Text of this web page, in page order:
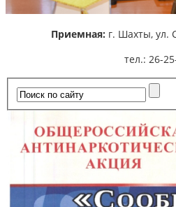
Приемная: г. Шахты, ул.
тел.: 26-